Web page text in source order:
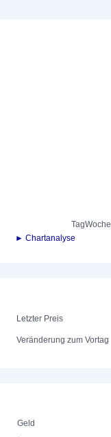
TagWoche
► Chartanalyse
Letzter Preis
Veränderung zum Vortag
Geld